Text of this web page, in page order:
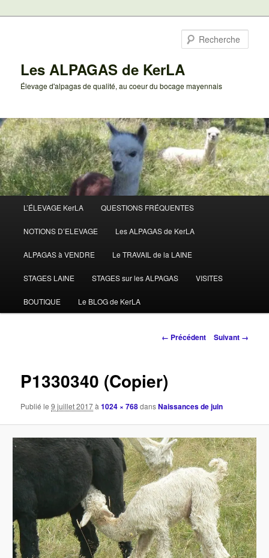
Les ALPAGAS de KerLA
Élevage d'alpagas de qualité, au coeur du bocage mayennais
principal
L’ÉLEVAGE KerLA QUESTIONS FRÉQUENTES
NOTIONS D’ELEVAGE Les ALPAGAS de KerLA
ALPAGAS à VENDRE Le TRAVAIL de la LAINE
STAGES LAINE STAGES sur les ALPAGAS VISITES
BOUTIQUE Le BLOG de KerLA
Navigation
← Précédent Suivant →
P1330340 (Copier)
Publié le9 juillet 2017à1024 × 768dansNaissances de juin